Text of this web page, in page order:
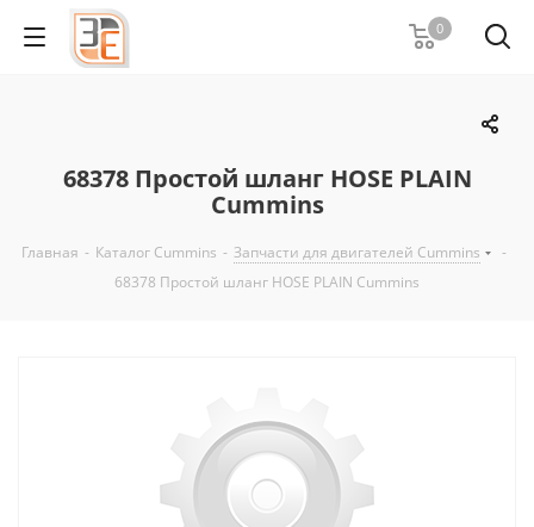
0
68378 Простой шланг HOSE PLAIN
Cummins
Главная - Каталог Cummins - Запчасти для двигателей Cummins
-
68378 Простой шланг HOSE PLAIN Cummins